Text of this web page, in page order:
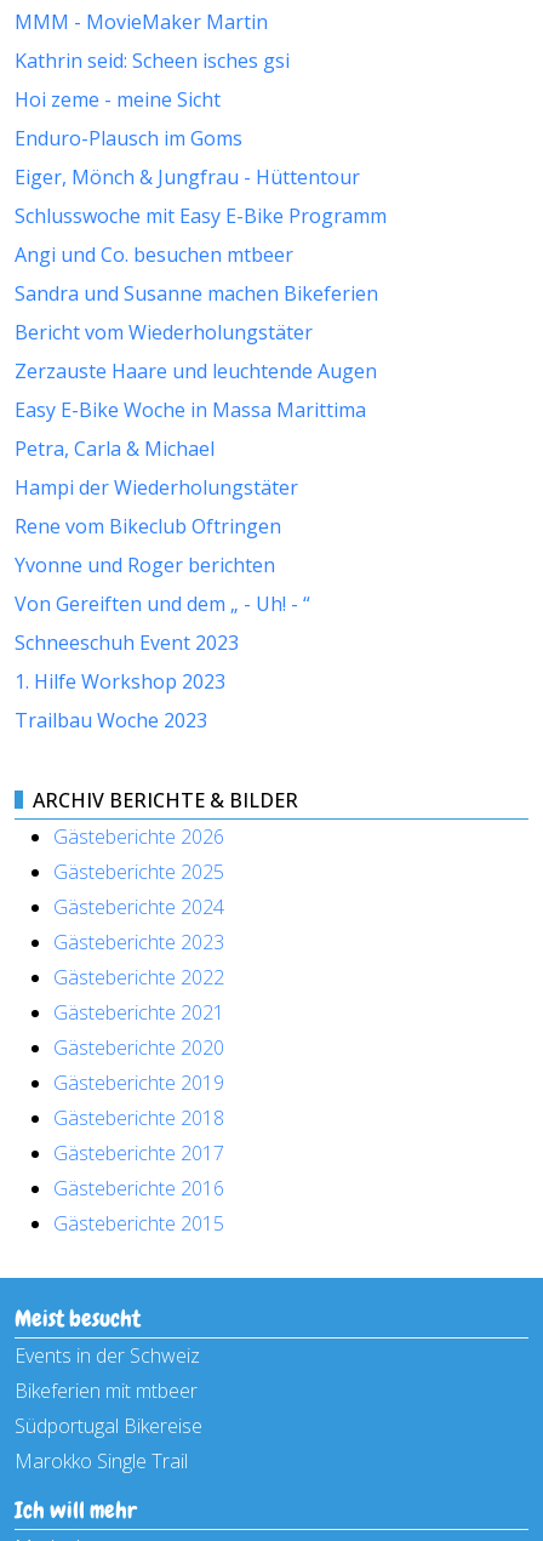
MMM - MovieMaker Martin
Kathrin seid: Scheen isches gsi
Hoi zeme - meine Sicht
Enduro-Plausch im Goms
Eiger, Mönch & Jungfrau - Hüttentour
Schlusswoche mit Easy E-Bike Programm
Angi und Co. besuchen mtbeer
Sandra und Susanne machen Bikeferien
Bericht vom Wiederholungstäter
Zerzauste Haare und leuchtende Augen
Easy E-Bike Woche in Massa Marittima
Petra, Carla & Michael
Hampi der Wiederholungstäter
Rene vom Bikeclub Oftringen
Yvonne und Roger berichten
Von Gereiften und dem „ - Uh! - “
Schneeschuh Event 2023
1. Hilfe Workshop 2023
Trailbau Woche 2023
ARCHIV BERICHTE & BILDER
Gästeberichte 2026
Gästeberichte 2025
Gästeberichte 2024
Gästeberichte 2023
Gästeberichte 2022
Gästeberichte 2021
Gästeberichte 2020
Gästeberichte 2019
Gästeberichte 2018
Gästeberichte 2017
Gästeberichte 2016
Gästeberichte 2015
Meist besucht
Events in der Schweiz
Bikeferien mit mtbeer
Südportugal Bikereise
Marokko Single Trail
Ich will mehr